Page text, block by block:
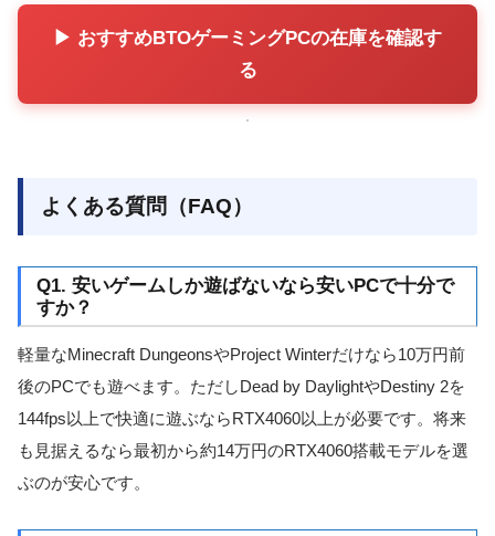
▶ おすすめBTOゲーミングPCの在庫を確認す
る
よくある質問（FAQ）
Q1. 安いゲームしか遊ばないなら安いPCで十分で
すか？
軽量なMinecraft DungeonsやProject Winterだけなら10万円前
後のPCでも遊べます。ただしDead by DaylightやDestiny 2を
144fps以上で快適に遊ぶならRTX4060以上が必要です。将来
も見据えるなら最初から約14万円のRTX4060搭載モデルを選
ぶのが安心です。